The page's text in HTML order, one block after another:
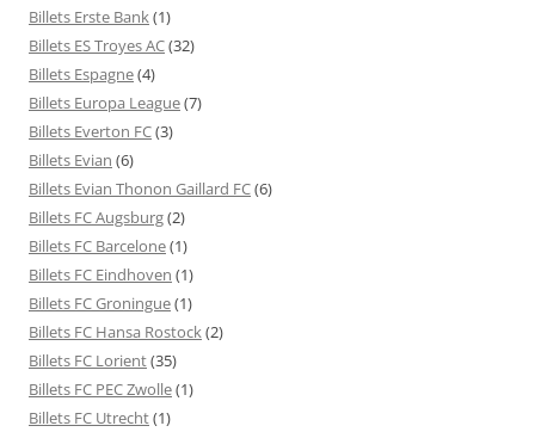
Billets Erste Bank(1)
Billets ES Troyes AC(32)
Billets Espagne(4)
Billets Europa League(7)
Billets Everton FC(3)
Billets Evian (6)
Billets Evian Thonon Gaillard FC(6)
Billets FC Augsburg(2)
Billets FC Barcelone(1)
Billets FC Eindhoven (1)
Billets FC Groningue(1)
Billets FC Hansa Rostock(2)
Billets FC Lorient(35)
Billets FC PEC Zwolle(1)
Billets FC Utrecht(1)